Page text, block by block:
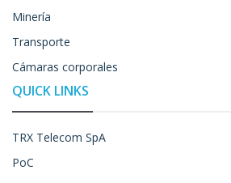
Minería
Transporte
Cámaras corporales
QUICK LINKS
TRX Telecom SpA
PoC